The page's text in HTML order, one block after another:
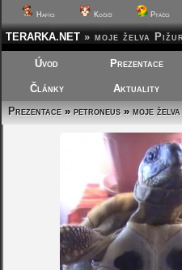
Hafíci Kočičí Ptáčci
TERARKA.NET » moje želva
Úvod Prezentace
Články Aktuality
Prezentace»petroneus»moje